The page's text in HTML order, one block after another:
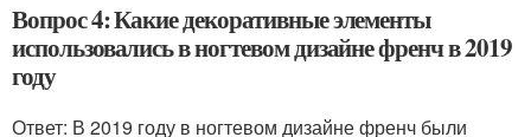
Вопрос 4: Какие декоративные элементы
использовались в ногтевом дизайне френч в 2019
году
Ответ: В 2019 году в ногтевом дизайне френч были